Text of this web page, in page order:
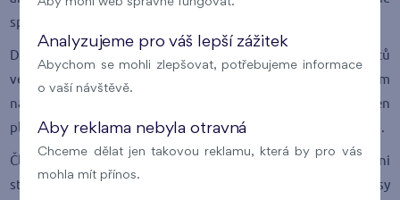
speciální formální náležitosti.
Další značnou odlišností družstevních bytů od bytů
ve vlastnictví jejich obyvatele je, že (právě s ohledem
na rozdílnou osobu vlastníka) člen družstva není povinen
platit z bytu daň z nemovitosti. Tu platí jako vlastník družstvo.
Členové družstva, kteří jsou nájemci bytů, jsou vázáni
stanovami družstva a případnými dalšími interními předpisy
Analyzujeme pro váš lepší zážitek
Abychom se mohli zlepšovat, potřebujeme informace
o vaší návštěvě.
Aby reklama nebyla otravná
Chceme dělat jen takovou reklamu, která by pro vás
mohla mít přínos.